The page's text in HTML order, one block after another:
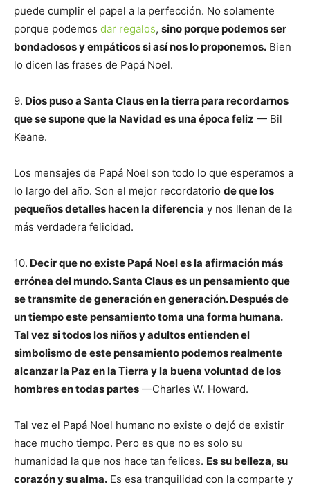
puede cumplir el papel a la perfección. No solamente
porque podemos dar regalos, sino porque podemos ser
bondadosos y empáticos si así nos lo proponemos. Bien
lo dicen las frases de Papá Noel.
9. Dios puso a Santa Claus en la tierra para recordarnos
que se supone que la Navidad es una época feliz — Bil
Keane.
Los mensajes de Papá Noel son todo lo que esperamos a
lo largo del año. Son el mejor recordatorio de que los
pequeños detalles hacen la diferencia y nos llenan de la
más verdadera felicidad.
10. Decir que no existe Papá Noel es la afirmación más
errónea del mundo. Santa Claus es un pensamiento que
se transmite de generación en generación. Después de
un tiempo este pensamiento toma una forma humana.
Tal vez si todos los niños y adultos entienden el
simbolismo de este pensamiento podemos realmente
alcanzar la Paz en la Tierra y la buena voluntad de los
hombres en todas partes —Charles W. Howard.
Tal vez el Papá Noel humano no existe o dejó de existir
hace mucho tiempo. Pero es que no es solo su
humanidad la que nos hace tan felices. Es su belleza, su
corazón y su alma. Es esa tranquilidad con la comparte y